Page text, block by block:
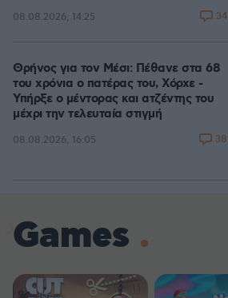
08.08.2026, 14:25 34
Θρήνος για τον Μέσι: Πέθανε στα 68
του χρόνια ο πατέρας του, Χόρχε -
Υπήρξε ο μέντορας και ατζέντης του
μέχρι την τελευταία στιγμή
08.08.2026, 16:05 38
Games